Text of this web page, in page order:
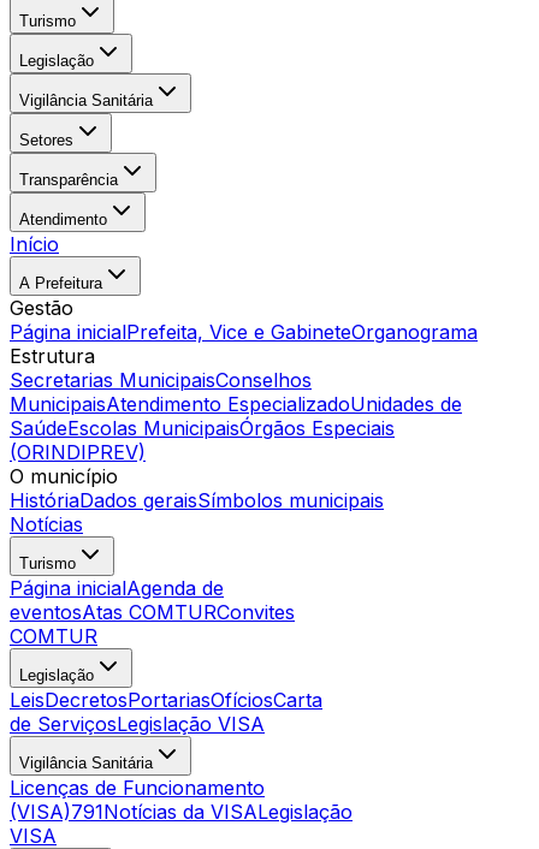
Turismo
Legislação
Vigilância Sanitária
Setores
Transparência
Atendimento
Início
A Prefeitura
Gestão
Página inicialPrefeita, Vice e GabineteOrganograma
Estrutura
Secretarias MunicipaisConselhos
MunicipaisAtendimento EspecializadoUnidades de
SaúdeEscolas MunicipaisÓrgãos Especiais
(ORINDIPREV)
O município
HistóriaDados geraisSímbolos municipais
Notícias
Turismo
Página inicialAgenda de
eventosAtas COMTURConvites
COMTUR
Legislação
LeisDecretosPortariasOfíciosCarta
de ServiçosLegislação VISA
Vigilância Sanitária
Licenças de Funcionamento
(VISA)791Notícias da VISALegislação
VISA